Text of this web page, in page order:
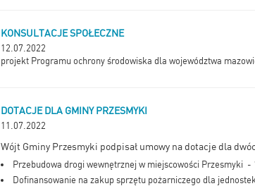
KONSULTACJE SPOŁECZNE
12.07.2022
projekt Programu ochrony środowiska dla województwa
DOTACJE DLA GMINY PRZESMYKI
11.07.2022
Wójt Gminy Przesmyki podpisał umowy na dotacje dla
Przebudowa drogi wewnętrznej w miejscowości Przesmyki -
Dofinansowanie na zakup sprzętu pożarniczego dla